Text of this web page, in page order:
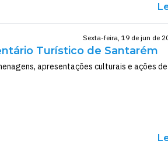
Sexta-feira, 19 de jun de
Turístico de Santarém
apresentações culturais e ações de